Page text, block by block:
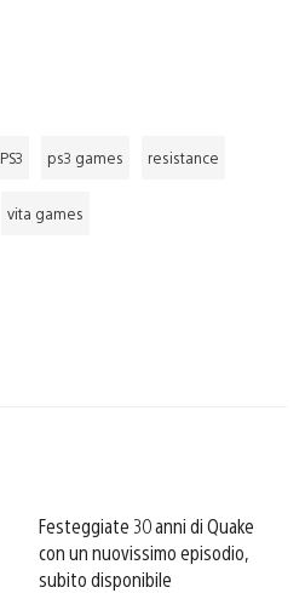
PS3 ps3 games resistance
vita games
Festeggiate 30 anni di Quake
con un nuovissimo episodio,
subito disponibile